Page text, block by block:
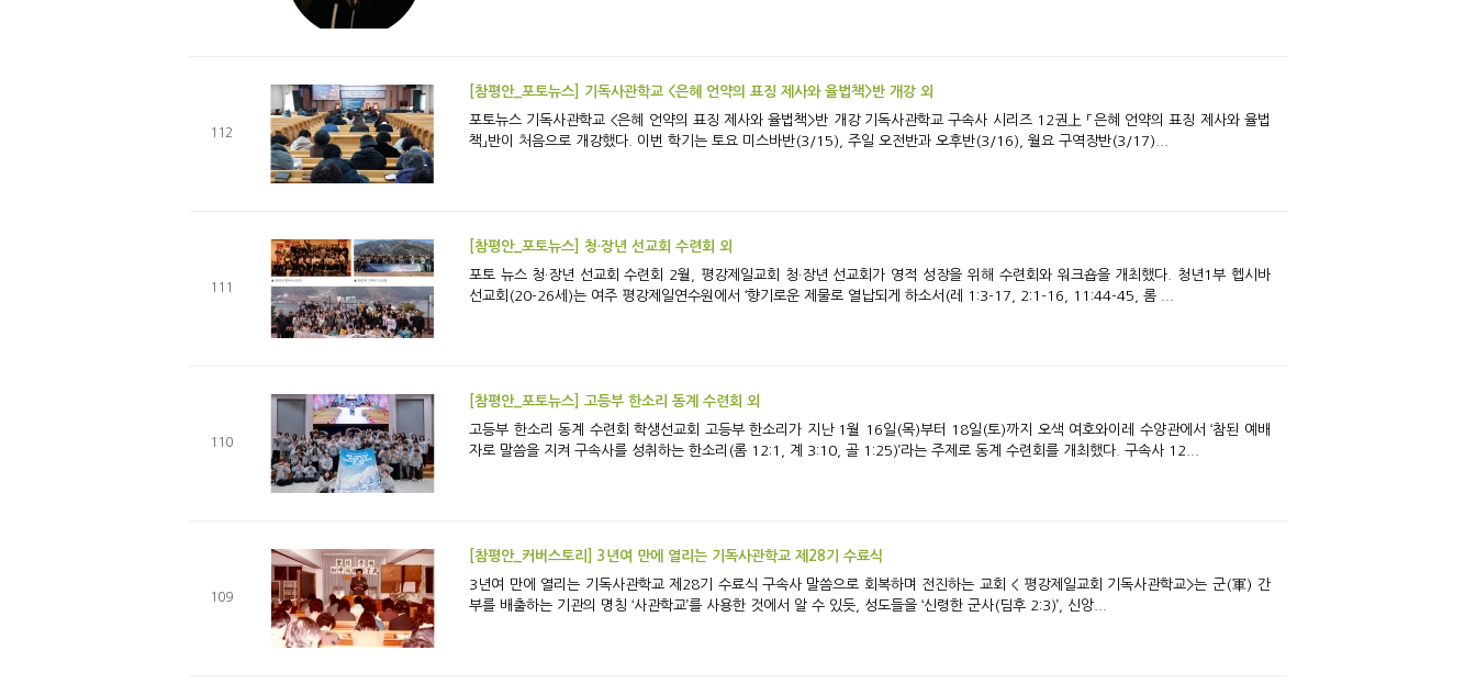
112
[참평안_포토뉴스] 기독사관학교 <은혜 언약의 표징 제사와 율법책>반 개강 외
포토뉴스 기독사관학교 <은혜 언약의 표징 제사와 율법책>반 개강 기독사관학교 구속사 시리즈 12권上 「은혜 언약의 표징 제사와 율법
책」반이 처음으로 개강했다. 이번 학기는 토요 미스바반(3/15), 주일 오전반과 오후반(3/16), 월요 구역장반(3/17)...
111
[참평안_포토뉴스] 청·장년 선교회 수련회 외
포토 뉴스 청·장년 선교회 수련회 2월, 평강제일교회 청·장년 선교회가 영적 성장을 위해 수련회와 워크숍을 개최했다. 청년1부 헵시바
선교회(20-26세)는 여주 평강제일연수원에서 ‘향기로운 제물로 열납되게 하소서(레 1:3-17, 2:1-16, 11:44-45, 롬 ...
110
[참평안_포토뉴스] 고등부 한소리 동계 수련회 외
고등부 한소리 동계 수련회 학생선교회 고등부 한소리가 지난 1월 16일(목)부터 18일(토)까지 오색 여호와이레 수양관에서 ‘참된 예배
자로 말씀을 지켜 구속사를 성취하는 한소리(롬 12:1, 계 3:10, 골 1:25)’라는 주제로 동계 수련회를 개최했다. 구속사 12...
109
[참평안_커버스토리] 3년여 만에 열리는 기독사관학교 제28기 수료식
3년여 만에 열리는 기독사관학교 제28기 수료식 구속사 말씀으로 회복하며 전진하는 교회 < 평강제일교회 기독사관학교>는 군(軍) 간
부를 배출하는 기관의 명칭 ‘사관학교’를 사용한 것에서 알 수 있듯, 성도들을 ‘신령한 군사(딤후 2:3)’, 신앙...